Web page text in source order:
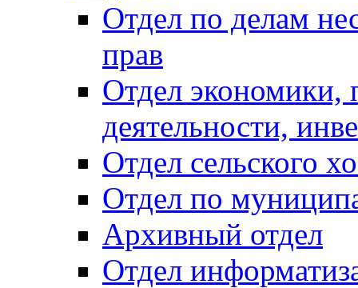
Отдел по делам
прав
Отдел экономики,
деятельности,
Отдел сельского
Отдел по
Архивный отдел
Отдел